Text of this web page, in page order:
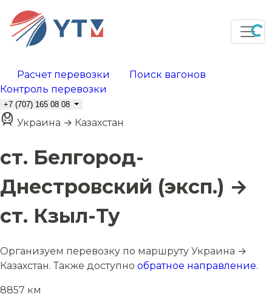
Расчет перевозки
Поиск вагонов
Контроль перевозки
+7 (707) 165 08 08
Украина → Казахстан
ст. Белгород-
Днестровский (эксп.) →
ст. Кзыл-Ту
Организуем перевозку по маршруту Украина →
Казахстан. Также доступно обратное направление.
8857 км